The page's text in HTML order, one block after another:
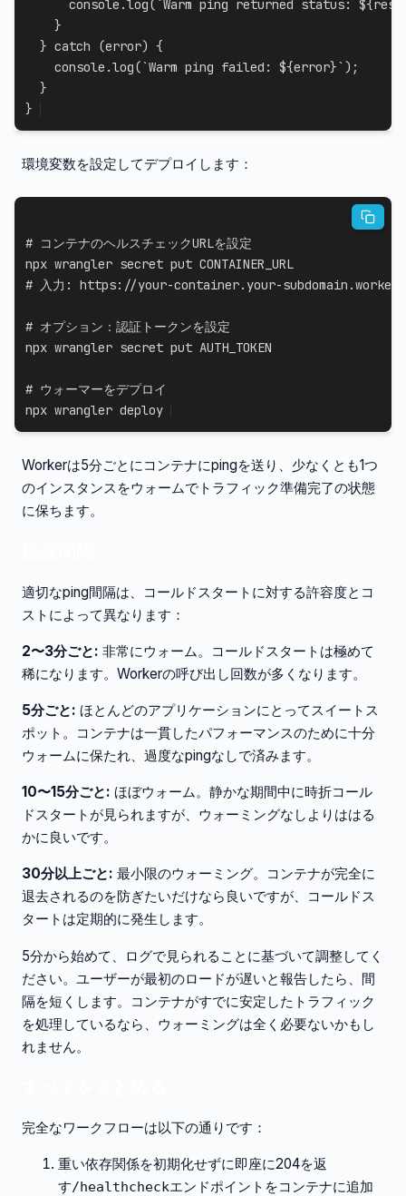
console .log(`Warm ping returned status: ${
}
} catch (error) {
console .log(`Warm ping failed: ${error}` ) ;
}
}
環境変数を設定してデプロイします：
# コンテナのヘルスチェックURLを設定
# 入力: https://your-container.your-
# オプション：認証トークンを設定
npx wrangler secret put AUTH_TOKEN
# ウォーマーをデプロイ
npx wrangler deploy
Workerは5分ごとにコンテナにpingを送り、少なくとも1つ
のインスタンスをウォームでトラフィック準備完了の状態
に保ちます。
適切なping間隔は、コールドスタートに対する許容度とコ
ストによって異なります：
2〜3分ごと: 非常にウォーム。コールドスタートは極めて
稀になります。Workerの呼び出し回数が多くなります。
5分ごと: ほとんどのアプリケーションにとってスイートス
ポット。コンテナは一貫したパフォーマンスのために十分
ウォームに保たれ、過度なpingなしで済みます。
10〜15分ごと: ほぼウォーム。静かな期間中に時折コール
ドスタートが見られますが、ウォーミングなしよりははる
かに良いです。
30分以上ごと: 最小限のウォーミング。コンテナが完全に
退去されるのを防ぎたいだけなら良いですが、コールドス
タートは定期的に発生します。
5分から始めて、ログで見られることに基づいて調整してく
ださい。ユーザーが最初のロードが遅いと報告したら、間
隔を短くします。コンテナがすでに安定したトラフィック
を処理しているなら、ウォーミングは全く必要ないかもし
れません。
完全なワークフローは以下の通りです：
重い依存関係を初期化せずに即座に204を返
す/healthcheckエンドポイントをコンテナに追加